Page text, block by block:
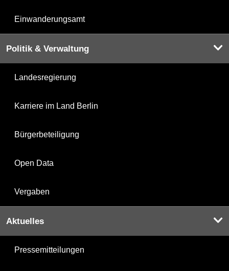
Einwanderungsamt
Politik & Verwaltung
Landesregierung
Karriere im Land Berlin
Bürgerbeteiligung
Open Data
Vergaben
Aktuelles
Pressemitteilungen